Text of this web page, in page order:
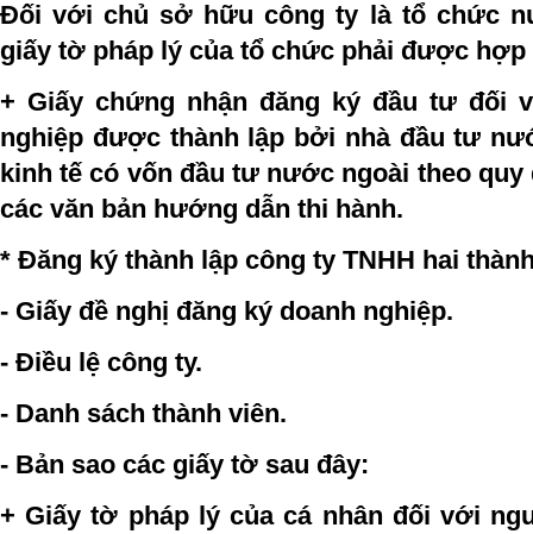
Đối với chủ sở hữu công ty là tổ chức
giấy tờ pháp lý của tổ chức phải được hợp
+ Giấy chứng nhận đăng ký đầu tư đối
nghiệp được thành lập bởi nhà đầu tư
kinh tế có vốn đầu tư nước ngoài theo
các văn bản hướng dẫn thi hành.
* Đăng ký thành lập công ty TNHH hai
- Giấy đề nghị đăng ký doanh nghiệp.
- Điều lệ công ty.
- Danh sách thành viên.
- Bản sao các giấy tờ sau đây:
+ Giấy tờ pháp lý của cá nhân đối với